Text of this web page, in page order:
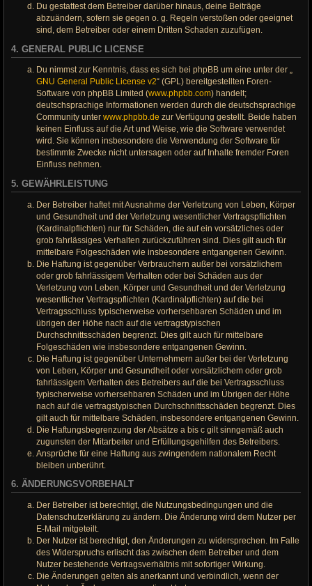
Du gestattest dem Betreiber darüber hinaus, deine Beiträge
abzuändern, sofern sie gegen o. g. Regeln verstoßen oder geeignet
sind, dem Betreiber oder einem Dritten Schaden zuzufügen.
4. GENERAL PUBLIC LICENSE
Du nimmst zur Kenntnis, dass es sich bei phpBB um eine unter der „
GNU General Public License v2“ (GPL) bereitgestellten Foren-
Software von phpBB Limited (www.phpbb.com) handelt;
deutschsprachige Informationen werden durch die deutschsprachige
Community unter www.phpbb.de zur Verfügung gestellt. Beide haben
keinen Einfluss auf die Art und Weise, wie die Software verwendet
wird. Sie können insbesondere die Verwendung der Software für
bestimmte Zwecke nicht untersagen oder auf Inhalte fremder Foren
Einfluss nehmen.
5. GEWÄHRLEISTUNG
Der Betreiber haftet mit Ausnahme der Verletzung von Leben, Körper
und Gesundheit und der Verletzung wesentlicher Vertragspflichten
(Kardinalpflichten) nur für Schäden, die auf ein vorsätzliches oder
grob fahrlässiges Verhalten zurückzuführen sind. Dies gilt auch für
mittelbare Folgeschäden wie insbesondere entgangenen Gewinn.
Die Haftung ist gegenüber Verbrauchern außer bei vorsätzlichem
oder grob fahrlässigem Verhalten oder bei Schäden aus der
Verletzung von Leben, Körper und Gesundheit und der Verletzung
wesentlicher Vertragspflichten (Kardinalpflichten) auf die bei
Vertragsschluss typischerweise vorhersehbaren Schäden und im
übrigen der Höhe nach auf die vertragstypischen
Durchschnittsschäden begrenzt. Dies gilt auch für mittelbare
Folgeschäden wie insbesondere entgangenen Gewinn.
Die Haftung ist gegenüber Unternehmern außer bei der Verletzung
von Leben, Körper und Gesundheit oder vorsätzlichem oder grob
fahrlässigem Verhalten des Betreibers auf die bei Vertragsschluss
typischerweise vorhersehbaren Schäden und im Übrigen der Höhe
nach auf die vertragstypischen Durchschnittsschäden begrenzt. Dies
gilt auch für mittelbare Schäden, insbesondere entgangenen Gewinn.
Die Haftungsbegrenzung der Absätze a bis c gilt sinngemäß auch
zugunsten der Mitarbeiter und Erfüllungsgehilfen des Betreibers.
Ansprüche für eine Haftung aus zwingendem nationalem Recht
bleiben unberührt.
6. ÄNDERUNGSVORBEHALT
Der Betreiber ist berechtigt, die Nutzungsbedingungen und die
Datenschutzerklärung zu ändern. Die Änderung wird dem Nutzer per
E-Mail mitgeteilt.
Der Nutzer ist berechtigt, den Änderungen zu widersprechen. Im Falle
des Widerspruchs erlischt das zwischen dem Betreiber und dem
Nutzer bestehende Vertragsverhältnis mit sofortiger Wirkung.
Die Änderungen gelten als anerkannt und verbindlich, wenn der